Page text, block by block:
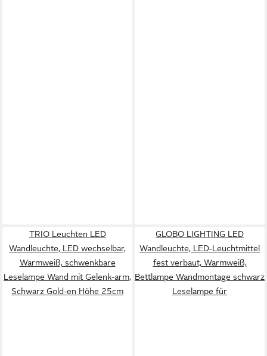
TRIO Leuchten LED
Wandleuchte, LED wechselbar,
Warmweiß, schwenkbare
Leselampe Wand mit Gelenk-arm,
Schwarz Gold-en Höhe 25cm
GLOBO LIGHTING LED
Wandleuchte, LED-Leuchtmittel
fest verbaut, Warmweiß,
Bettlampe Wandmontage schwarz
Leselampe für